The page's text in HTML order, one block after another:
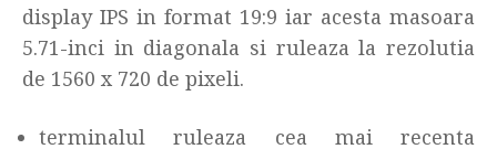
display IPS in format 19:9 iar acesta masoara
5.71-inci in diagonala si ruleaza la rezolutia
de 1560 x 720 de pixeli.
terminalul ruleaza cea mai recenta